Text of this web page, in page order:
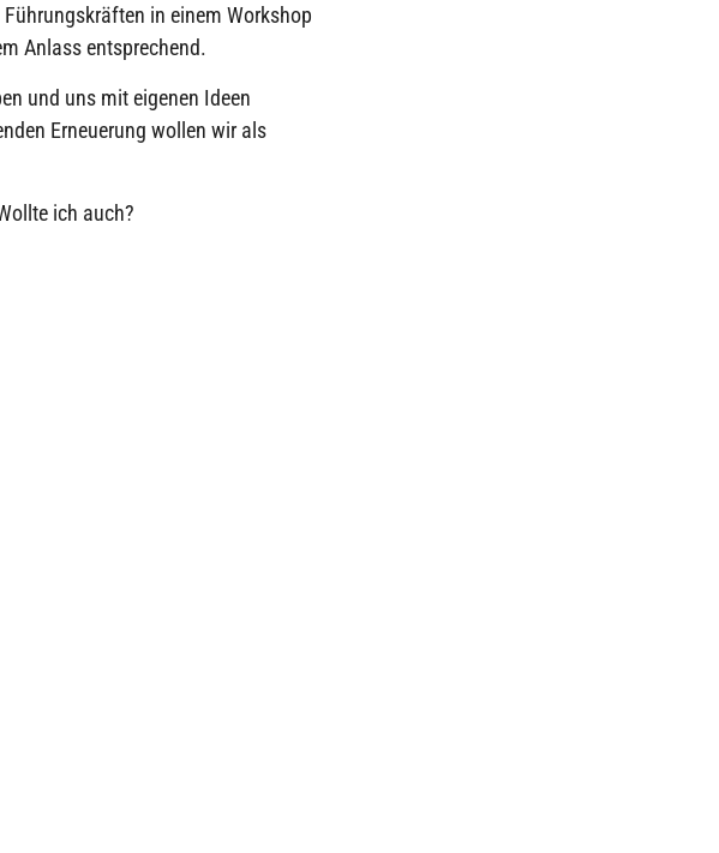
in einem Workshop
Anlass entsprechend.
und uns mit eigenen Ideen
Erneuerung wollen wir als
ich auch?